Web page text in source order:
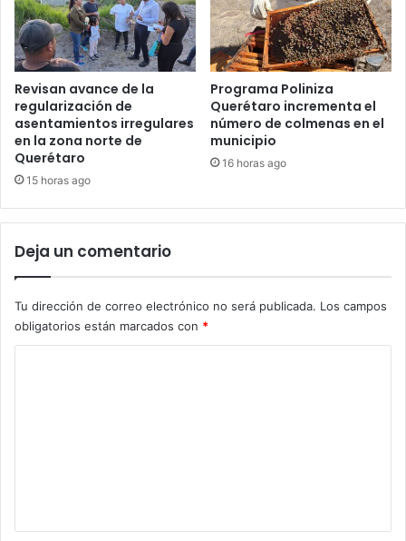
Revisan avance de la
regularización de
asentamientos irregulares
en la zona norte de
Querétaro
15 horas ago
Programa Poliniza
Querétaro incrementa el
número de colmenas en el
municipio
16 horas ago
Deja un comentario
Tu dirección de correo electrónico no será publicada. Los campos
obligatorios están marcados con *